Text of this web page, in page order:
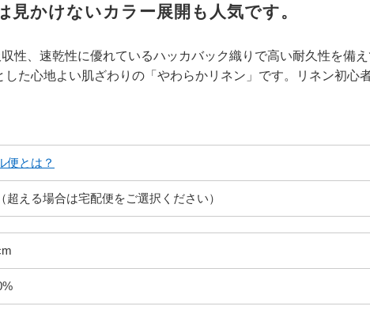
かけないカラー展開も人気です。
性、速乾性に優れているハッカバック織りで高い耐久性を備え
た心地よい肌ざわりの「やわらかリネン」です。リネン初心
便とは？
超える場合は宅配便をご選択ください）